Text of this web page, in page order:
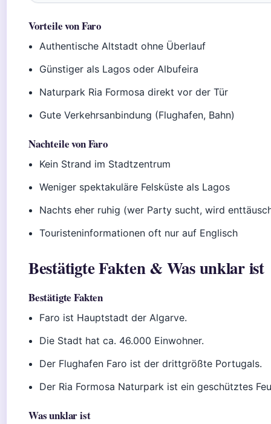
Vorteile von Faro
Authentische Altstadt ohne Überlauf
Günstiger als Lagos oder Albufeira
Naturpark Ria Formosa direkt vor der Tür
Gute Verkehrsanbindung (Flughafen, Bahn)
Nachteile von Faro
Kein Strand im Stadtzentrum
Weniger spektakuläre Felsküste als Lagos
Nachts eher ruhig (wer Party sucht, wird
Touristeninformationen oft nur auf Englisch
Bestätigte Fakten & Was unklar ist
Bestätigte Fakten
Faro ist Hauptstadt der Algarve.
Die Stadt hat ca. 46.000 Einwohner.
Der Flughafen Faro ist der drittgrößte Portugals.
Der Ria Formosa Naturpark ist ein geschütztes
Was unklar ist